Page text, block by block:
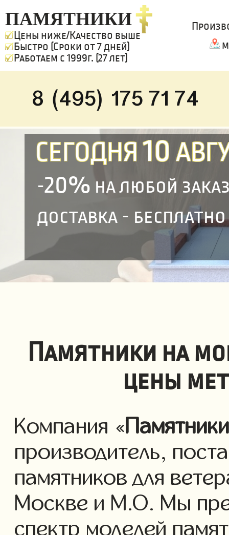
ПАМЯТНИКИ
Цены ниже/Качество выше
Быстро (Сроки от 7 дней)
Работаем с 1999г. (27 лет)
8 (495) 175 71 74
СЕГОДНЯ10
-20% на любой
доставка - бесплатно
Памятники на
цены
Компания «Памятники
производитель,
памятников для
Москве и М.О. Мы
спектр моделей